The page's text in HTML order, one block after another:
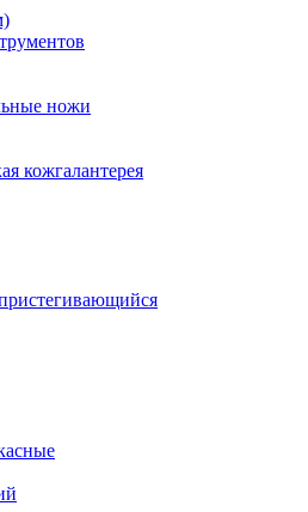
ножи
кожгалантерея